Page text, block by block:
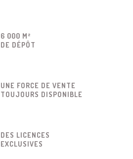
6 000 M²
DE DÉPÔT
UNE FORCE DE VENTE
TOUJOURS DISPONIBLE
DES LICENCES
EXCLUSIVES